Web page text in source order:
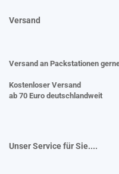
Versand
Versand an Packstationen
Kostenloser Versand
ab 70 Euro deutschlandweit
Unser Service für Sie....